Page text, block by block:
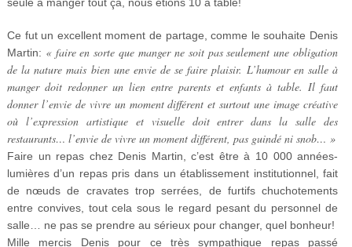
Ce fut un excellent moment de partage, comme le souhaite Denis
Martin: « faire en sorte quemanger ne soit pas seulement une obligation
de la nature mais bien une envie de se faire plaisir. L’humour en salle à
manger doit redonner un lien entre parents et enfants à table. Il faut
donner l’envie de vivre un moment différent et surtout une image créative
où l’expression artistique et visuelle doit entrer dans la salle des
restaurants… l’envie de vivre un moment différent, pas guindé ni snob… »
Faire un repas chez Denis Martin, c’est être à 10 000 années-
lumières d’un repas pris dans un établissement institutionnel, fait
de nœuds de cravates trop serrées, de furtifs chuchotements
entre convives, tout cela sous le regard pesant du personnel de
salle… ne pas se prendre au sérieux pour changer, quel bonheur!
Mille mercis Denis pour ce très sympathique repas passé